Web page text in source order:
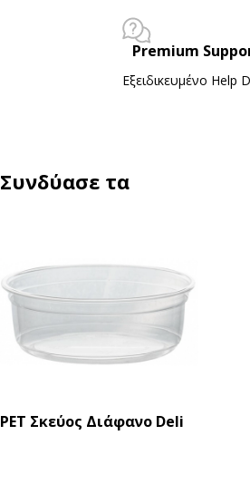
Premium
Εξειδικευμένο Ηelp
Συνδύασε τα
PET Σκεύος Διάφανο Deli